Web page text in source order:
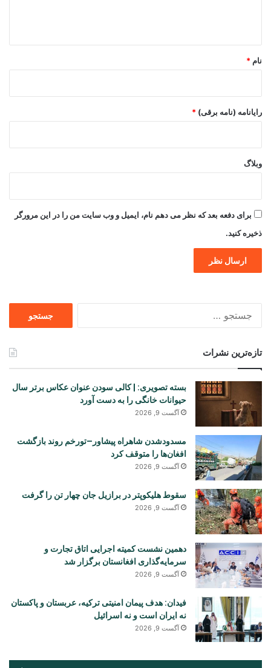
نام *
رایانامه (نامه برقی) *
وبلاگ
برای دفعه بعد که نظر می دهم نام، ایمیل و وب سایت من را در این مرورگر
ذخیره کنید.
تازه‌ترین نشرات
بسته تصویری: | کالی سودن عنوان عکاس برتر سال
حیوانات خانگی را به دست آورد
آگست 9, 2026
مسدودشدن شاهراه پیشاور–تورخم روند بازگشت
افغان‌ها را متوقف کرد
آگست 9, 2026
سقوط هلیکوپتر در برازیل جان چهار تن را گرفت
آگست 9, 2026
دهمین نشست کمیته اجرایی اتاق تجارت و
سرمایه‌گذاری افغانستان برگزار شد
آگست 9, 2026
فیدان: هدف پیمان امنیتی ترکیه، عربستان و پاکستان
نه ایران است و نه اسرائیل
آگست 9, 2026